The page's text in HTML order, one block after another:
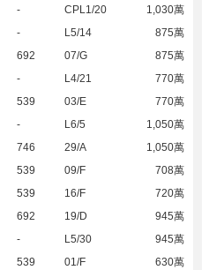
- CPL1/20
1,030萬
- L5/14
875萬
692 07/G
875萬
- L4/21
770萬
539 03/E
770萬
- L6/5
1,050萬
746 29/A
1,050萬
539 09/F
708萬
539 16/F
720萬
692 19/D
945萬
- L5/30
945萬
539 01/F
630萬